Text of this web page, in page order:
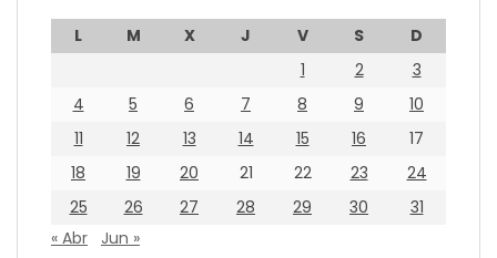
L M X J V S
D
1
2
3
4
5 6 7 8 9
10
11
12 13 14 15 16
17
18
19 20 21 22 23
24
25
26 27 28 29 30
31
« Abr
Jun »